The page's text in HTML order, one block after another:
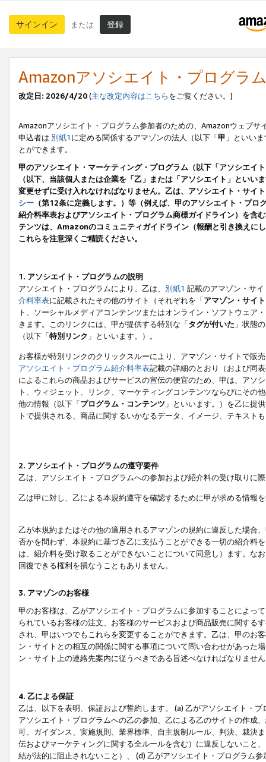
サインイン または 登録
Amazonアソシエイト・プログラ
改定日: 2026/4/20(主な改定内容はこちらをご覧ください。)
Amazonアソシエイト・プログラム参加者のための、Amazonウェブサ
申込者は 別紙1 に定める関係するアマゾンの法人（以下「甲 」といい
とができます。
甲のアソシエイト・マーケティング・プログラム（以下「アソシエイ
（以下、当該個人または企業を「乙」または「アソシエイト」とい
変更せずに受け入れなければなりません。乙は、アソシエイト・サイ
シー （第12条に定義します。）等（例えば、甲のアソシエイト・プ
紹介料率表およびアソシエイト・プログラム商標ガイドライン）を
テンツは、Amazonのコミュニティガイドライン（報酬と引き換えに
これらを注意深くご精読ください。
1. アソシエイト・プログラムの説明
アソシエイト・プログラムにより、乙は、 別紙1 記載のアマゾン・サ
介料率表に記載されたその他のサイト（それぞれを「アマゾン・サイト
ト、ソーシャルメディアコンテンツまたはオンライン・ソフトウェア
きます。このリンクには、甲が提供する特別な「タグが付いた 」状態
（以下「特別リンク 」といいます。）。
お客様が特別リンクのクリックスルーにより、アマゾン・サイトで販
アソシエイト・プログラム紹介料率表記載の詳細のとおり（および同
によるこれらの商品およびサービスの宣伝の便宜のため、甲は、アソ
ト、ウィジェット、リンク、マーケティングコンテンツならびにその
他の情報（以下「プログラム・コンテンツ 」といいます。）を乙に提
トで提供される、商品に関するいかなるデータ、イメージ、テキス
2. アソシエイト・プログラムの遵守要件
乙は、アソシエイト・プログラムへの参加および紹介料の受け取りに
乙は甲に対し、乙による本規約遵守を確認するために甲が求める情報
乙が本規約またはその他の適用されるアマゾンの規約に違反した場合
否かを問わず、本規約に基づき乙に支払うことができる一切の紹介料
は、紹介料を受け取ることができないことについて同意し）ます。な
回復できる権利を損なうこともありません。
3. アマゾンのお客様
甲のお客様は、乙がアソシエイト・プログラムに参加することによっ
られているお客様の注文、お客様のサービスおよび商品販売に関する
され、甲はいつでもこれらを変更することができます。乙は、甲のお
ン・サイトとの相互の関係に関する事項について問い合わせがあった
ン・サイト上の連絡先案内に従うべきである旨述べなければなりませ
4. 乙による保証
乙は、以下を表明、保証および誓約します。 (a) 乙がアソシエイト・
アソシエイト・プログラムへの乙の参加、乙による乙のサイトの作成
可、ガイダンス、実施規則、業界標準、自主規制ルール、判決、裁決
伝およびマーケティングに関する全ルールを含む）に違反しないこと
結が法的に阻止されないこと）、 (d) 乙がアソシエイト・プログラム